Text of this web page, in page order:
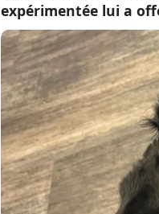
expérimentée lui a